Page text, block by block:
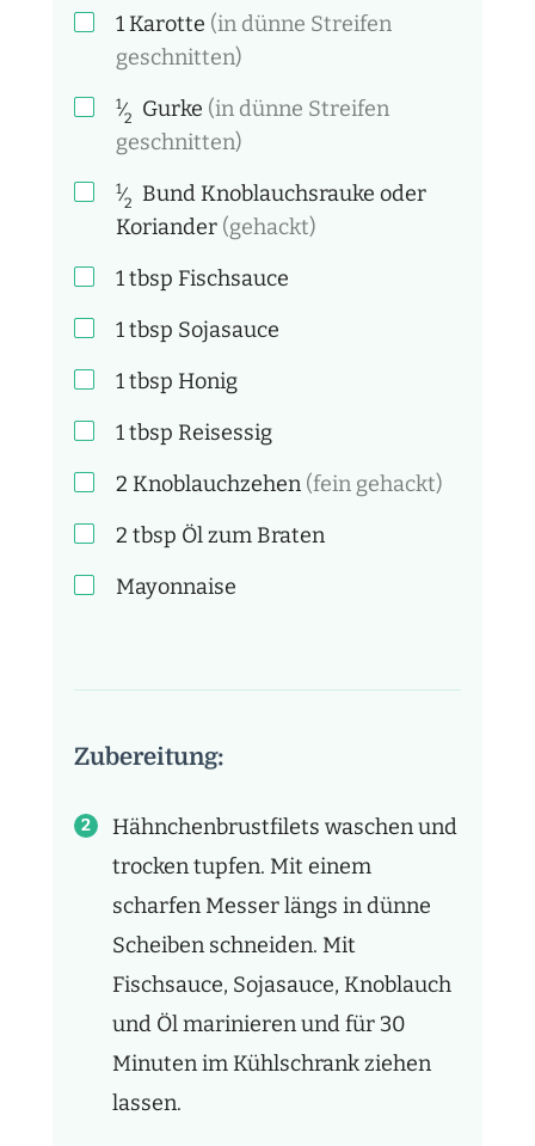
1 Karotte (in dünne Streifen
geschnitten)
1⁄2 Gurke (in dünne Streifen
geschnitten)
1⁄2 Bund Knoblauchsrauke oder
Koriander (gehackt)
1tbsp Fischsauce
1tbsp Sojasauce
1tbsp Honig
1tbsp Reisessig
2 Knoblauchzehen (fein gehackt)
2 tbsp Öl zum Braten
Mayonnaise
Zubereitung:
Hähnchenbrustfilets waschen und
trocken tupfen. Mit einem
scharfen Messer längs in dünne
Scheiben schneiden. Mit
Fischsauce, Sojasauce, Knoblauch
und Öl marinieren und für 30
Minuten im Kühlschrank ziehen
lassen.